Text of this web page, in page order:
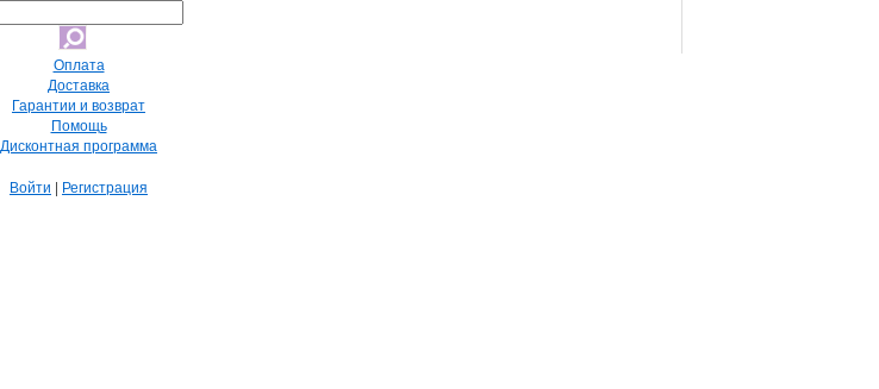
Оплата
Доставка
Гарантии и возврат
Помощь
Дисконтная программа
Войти | Регистрация